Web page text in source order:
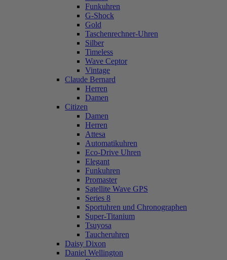
Funkuhren
G-Shock
Gold
Taschenrechner-Uhren
Silber
Timeless
Wave Ceptor
Vintage
Claude Bernard
Herren
Damen
Citizen
Damen
Herren
Attesa
Automatikuhren
Eco-Drive Uhren
Elegant
Funkuhren
Promaster
Satellite Wave GPS
Series 8
Sportuhren und Chronographen
Super-Titanium
Tsuyosa
Taucheruhren
Daisy Dixon
Daniel Wellington